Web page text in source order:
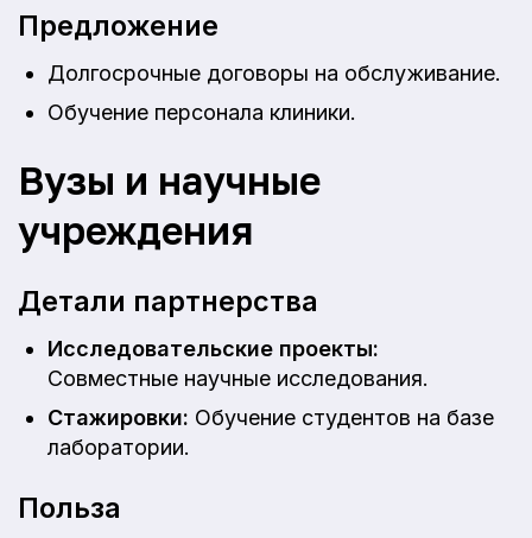
Предложение
Долгосрочные договоры на обслуживание.
Обучение персонала клиники.
Вузы и научные
учреждения
Детали партнерства
Исследовательские проекты:
Совместные научные исследования.
Стажировки: Обучение студентов на базе
лаборатории.
Польза